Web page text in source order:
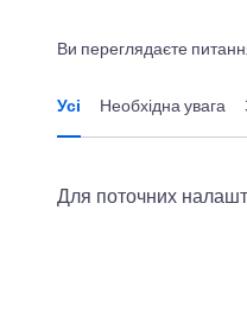
Ви переглядаєте
Усі Необхідна увага
Для поточних